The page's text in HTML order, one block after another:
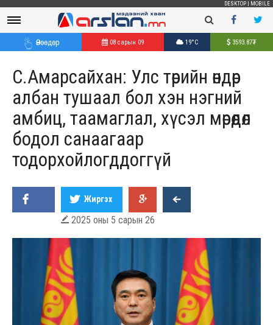
DESKTOP MOBILE
Өнөөдөр 08 сарын 09 19°C 3593.87₮
С.Амарсайхан: Улс төрийн өндөр
албан тушаал бол хэн нэгний
амбиц, таамаглал, хүсэл мөрөөдөл
бодол санаагаар
тодорхойлогддоггүй
Жиргэх
 2025 оны 5 сарын 26